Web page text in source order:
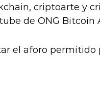
criptoarte y
de ONG Bitcoin
el aforo permitido